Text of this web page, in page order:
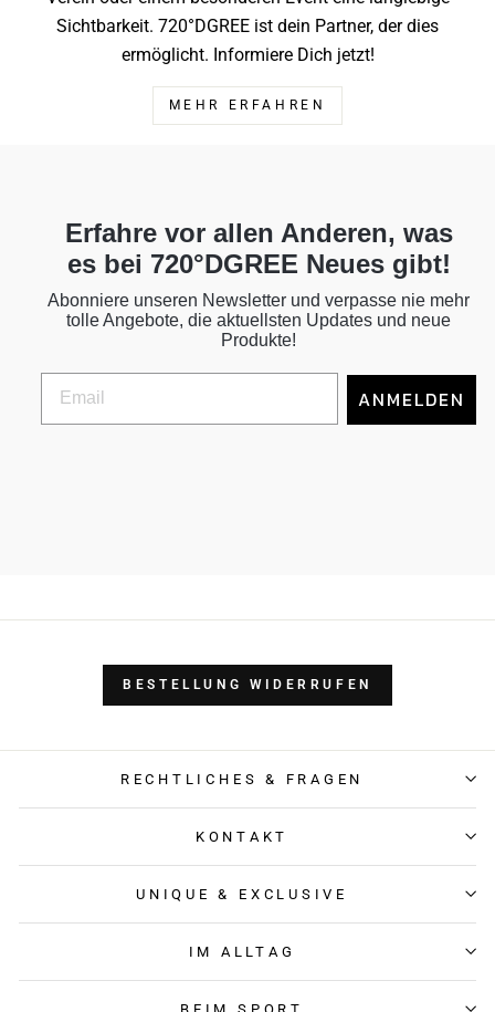
Sichtbarkeit. 720°DGREE ist dein Partner, der dies
ermöglicht. Informiere Dich jetzt!
MEHR ERFAHREN
Erfahre vor allen Anderen, was
es bei 720°DGREE Neues gibt!
Abonniere unseren Newsletter und verpasse nie mehr
tolle Angebote, die aktuellsten Updates und neue
Produkte!
ANMELDEN
BESTELLUNG WIDERRUFEN
RECHTLICHES & FRAGEN
KONTAKT
UNIQUE & EXCLUSIVE
IM ALLTAG